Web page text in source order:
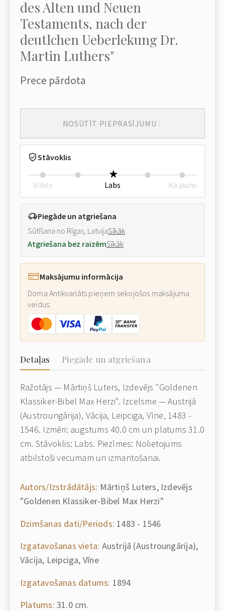
des Alten und Neuen
Testaments, nach der
deutlchen Ueberlekung Dr.
Martin Luthers"
Prece pārdota
NOSŪTĪT PIEPRASĪJUMU
Stāvoklis
Slikts Labs Kā jauns
Piegāde un atgriešana
Sūtīšana no Rīgas, LatvijaSīkāk
Atgriešana bez raizēmSīkāk
Maksājumu informācija
Doma Antikvariāts pieņem sekojošos maksājuma
veidus:
Detaļas Piegāde un atgriešana
Ražotājs — Mārtiņš Luters, Izdevējs "Goldenen
Klassiker-Bibel Max Herzi". Izcelsme — Austrijā
(Austroungārija), Vācija, Leipciga, Vīne, 1483 -
1546. Izmēri: augstums 40.0 cm un platums 31.0
cm. Stāvoklis: Labs. Piezīmes: Nolietojums
atbilstoši vecumam un izmantošanai.
Autors/Izstrādātājs: Mārtiņš Luters, Izdevējs
"Goldenen Klassiker-Bibel Max Herzi"
Dzimšanas dati/Periods: 1483 - 1546
Izgatavošanas vieta: Austrijā (Austroungārija),
Vācija, Leipciga, Vīne
Izgatavošanas datums: 1894
Platums: 31.0 cm.